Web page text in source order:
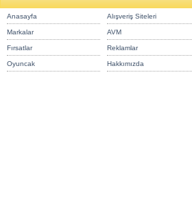
Anasayfa Alışveriş Siteleri
Markalar AVM
Fırsatlar Reklamlar
Oyuncak Hakkımızda